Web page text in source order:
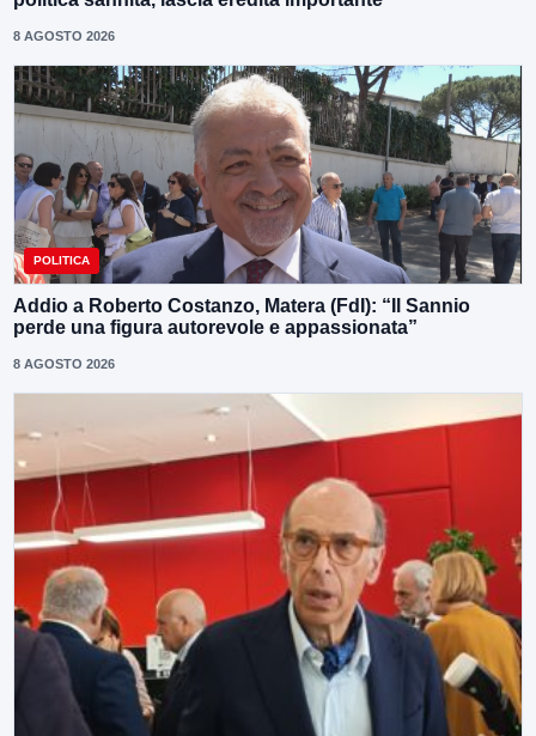
8 AGOSTO 2026
POLITICA
Addio a Roberto Costanzo, Matera (FdI): “Il Sannio
perde una figura autorevole e appassionata”
8 AGOSTO 2026